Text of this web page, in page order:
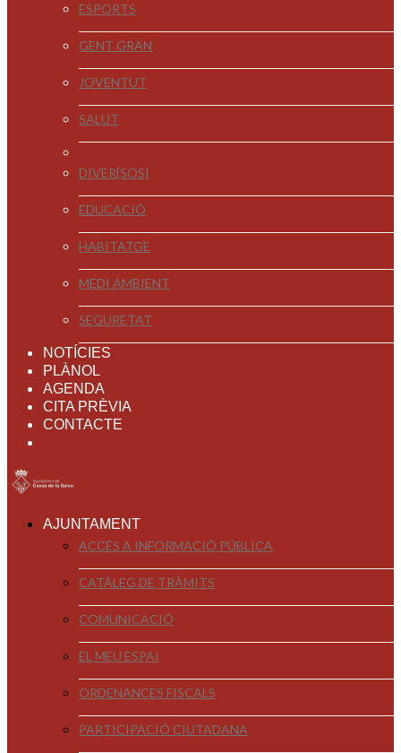
ESPORTS
GENT GRAN
JOVENTUT
SALUT
DIVER[SOS]
EDUCACIÓ
HABITATGE
MEDI AMBIENT
SEGURETAT
NOTÍCIES
PLÀNOL
AGENDA
CITA PRÈVIA
CONTACTE
AJUNTAMENT
ACCÉS A INFORMACIÓ PÚBLICA
CATÀLEG DE TRÀMITS
COMUNICACIÓ
EL MEU ESPAI
ORDENANCES FISCALS
PARTICIPACIÓ CIUTADANA